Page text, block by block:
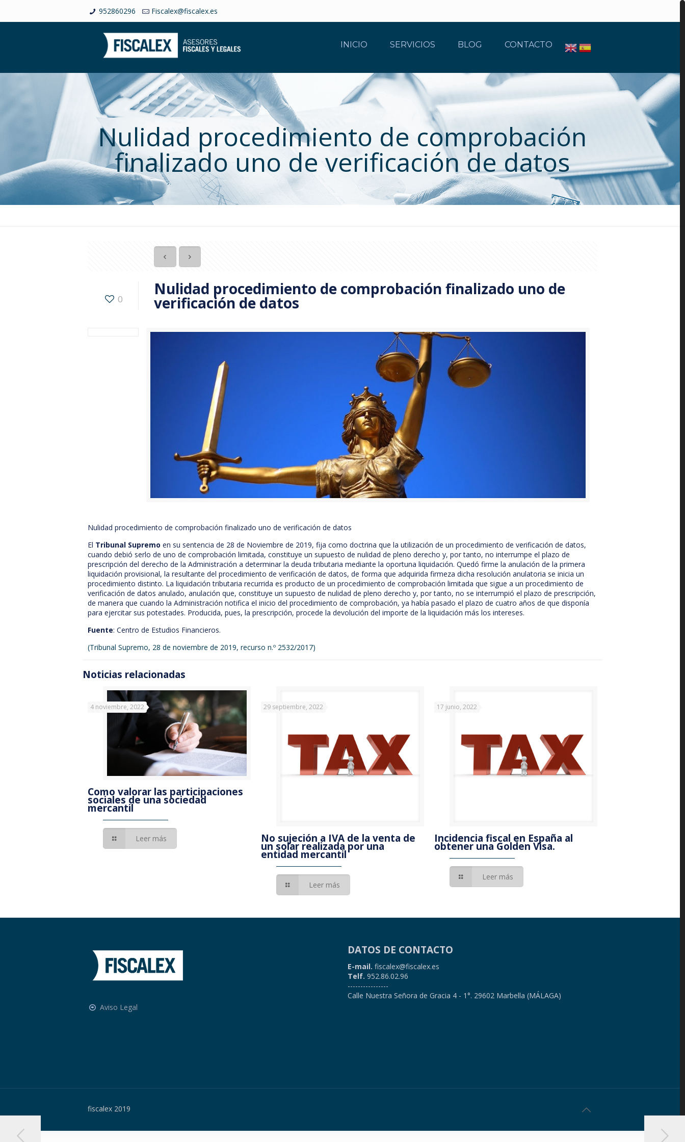
952860296 Fiscalex@fiscalex.es
INICIO SERVICIOS BLOG CONTACTO
Nulidad procedimiento de comprobación
finalizado uno de verificación de datos
0
Nulidad procedimiento de comprobación finalizado uno de
verificación de datos
Nulidad procedimiento de comprobación finalizado uno de verificación de datos
El Tribunal Supremo en su sentencia de 28 de Noviembre de 2019, fija como doctrina que la utilización de un procedimiento de verificación de datos,
cuando debió serlo de uno de comprobación limitada, constituye un supuesto de nulidad de pleno derecho y, por tanto, no interrumpe el plazo de
prescripción del derecho de la Administración a determinar la deuda tributaria mediante la oportuna liquidación. Quedó firme la anulación de la primera
liquidación provisional, la resultante del procedimiento de verificación de datos, de forma que adquirida firmeza dicha resolución anulatoria se inicia un
procedimiento distinto. La liquidación tributaria recurrida es producto de un procedimiento de comprobación limitada que sigue a un procedimiento de
verificación de datos anulado, anulación que, constituye un supuesto de nulidad de pleno derecho y, por tanto, no se interrumpió el plazo de prescripción,
de manera que cuando la Administración notifica el inicio del procedimiento de comprobación, ya había pasado el plazo de cuatro años de que disponía
para ejercitar sus potestades. Producida, pues, la prescripción, procede la devolución del importe de la liquidación más los intereses.
Fuente: Centro de Estudios Financieros.
(Tribunal Supremo, 28 de noviembre de 2019, recurso n.º 2532/2017)
Noticias relacionadas
4 noviembre, 2022
Como valorar las participaciones
sociales de una sociedad
mercantil
Leer más
29 septiembre, 2022
No sujeción a IVA de la venta de
un solar realizada por una
entidad mercantil
Leer más
17 junio, 2022
Incidencia fiscal en España al
obtener una Golden Visa.
Leer más
Aviso Legal
DATOS DE CONTACTO
E-mail.fiscalex@fiscalex.es
Telf. 952.86.02.96
----------------
Calle Nuestra Señora de Gracia 4 - 1°. 29602 Marbella (MÁLAGA)
fiscalex 2019